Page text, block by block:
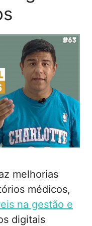
melhorias
médicos,
na gestão e
digitais